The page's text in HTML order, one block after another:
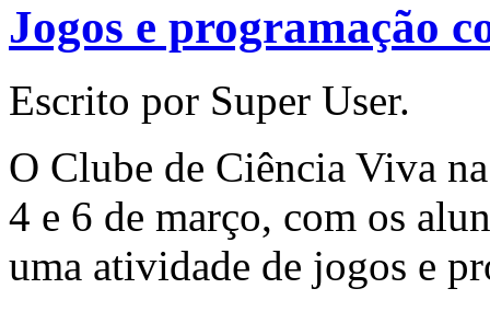
Jogos e programação
Escrito por Super User.
O Clube de Ciência Viva
4 e 6 de março, com os
uma atividade de jogos e